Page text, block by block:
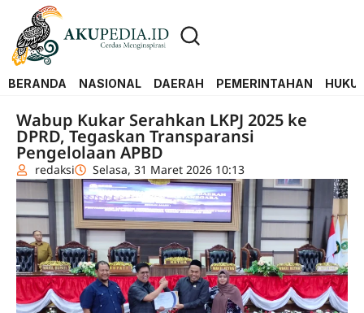
BERANDA NASIONAL DAERAH PEMERINTAHAN
Wabup Kukar Serahkan LKPJ 2025 ke
DPRD, Tegaskan Transparansi
Pengelolaan APBD
redaksi Selasa, 31 Maret 2026 10:13